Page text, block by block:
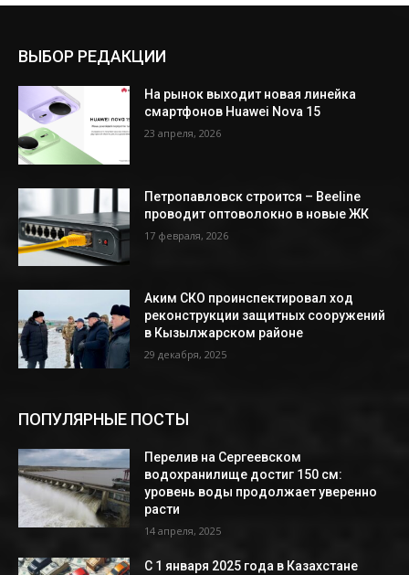
ВЫБОР РЕДАКЦИИ
На рынок выходит новая линейка
смартфонов Huawei Nova 15
23 апреля, 2026
Петропавловск строится – Beeline
проводит оптоволокно в новые ЖК
17 февраля, 2026
Аким СКО проинспектировал ход
реконструкции защитных сооружений
в Кызылжарском районе
29 декабря, 2025
ПОПУЛЯРНЫЕ ПОСТЫ
Перелив на Сергеевском
водохранилище достиг 150 см:
уровень воды продолжает уверенно
расти
14 апреля, 2025
С 1 января 2025 года в Казахстане